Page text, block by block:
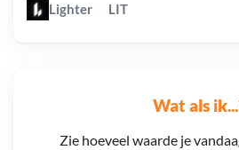
Wat als
Zie hoeveel waarde je
Lighter LIT